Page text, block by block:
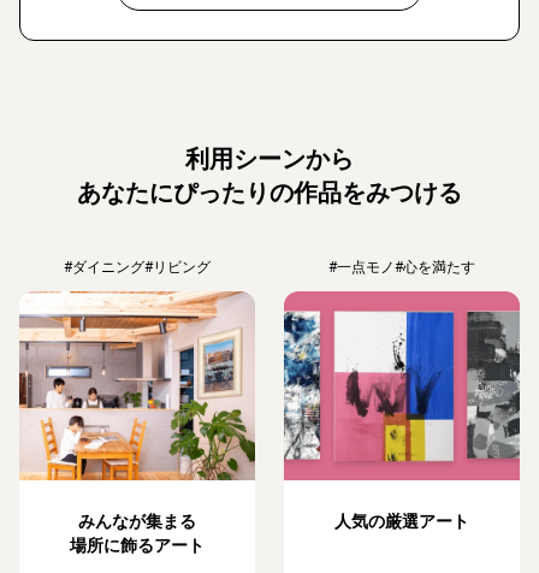
利用シーンから
あなたにぴったりの作品をみつける
#ダイニング#リビング
みんなが集まる
場所に飾るアート
#一点モノ#心を満たす
人気の厳選アート